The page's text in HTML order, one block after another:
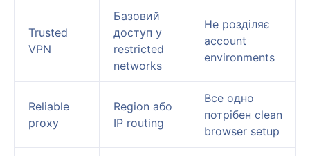
Trusted
VPN
Базовий
доступ у
restricted
networks
Не розділяє
account
environments
Reliable
proxy
Region або
IP routing
Все одно
потрібен clean
browser setup